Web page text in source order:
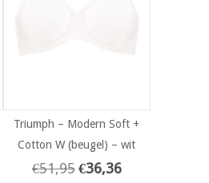
Triumph – Modern Soft +
Cotton W (beugel) – wit
€51,95 €36,36